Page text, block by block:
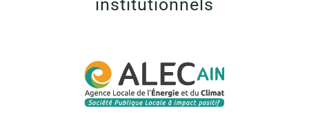
institutionnels